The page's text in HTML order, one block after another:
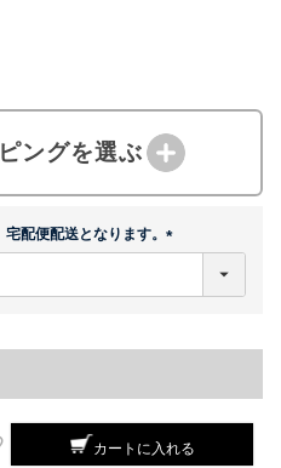
ングを選ぶ
配便配送となります。
カートに入れる